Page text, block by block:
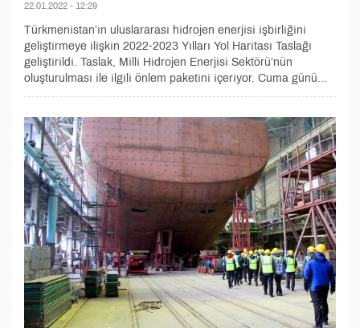
22.01.2022 - 12:29
Türkmenistan’ın uluslararası hidrojen enerjisi işbirliğini
geliştirmeye ilişkin 2022-2023 Yılları Yol Haritası Taslağı
geliştirildi. Taslak, Milli Hidrojen Enerjisi Sektörü’nün
oluşturulması ile ilgili önlem paketini içeriyor. Cuma günü...